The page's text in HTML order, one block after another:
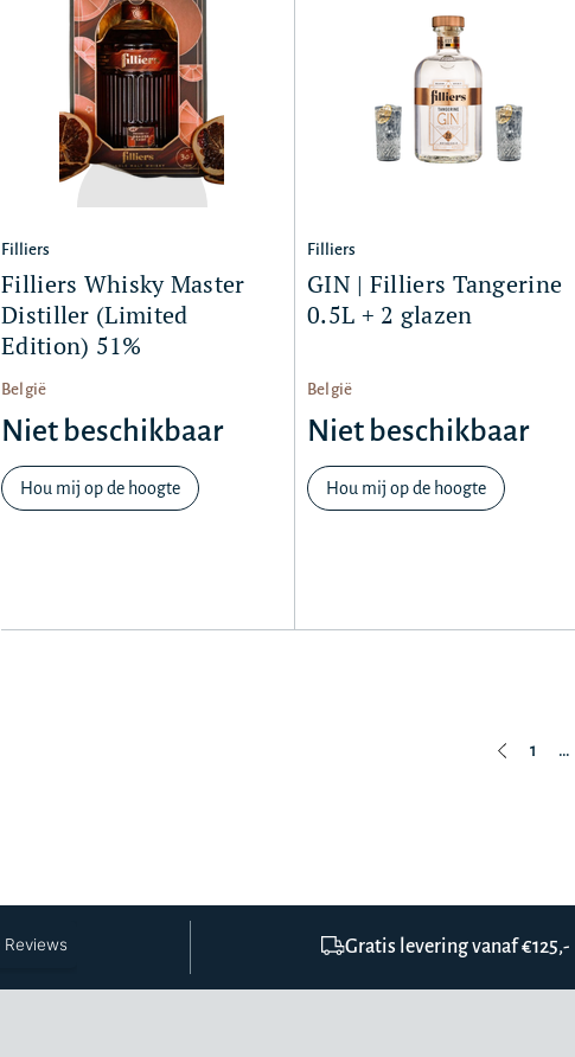
Filliers
Filliers Whisky Master
Distiller (Limited
Edition) 51%
België
Niet beschikbaar
Hou mij op de hoogte
Filliers
GIN | Filliers Tangerine
0.5L + 2 glazen
België
Niet beschikbaar
Hou mij op de hoogte
1 …
Gratis levering vanaf €125,-